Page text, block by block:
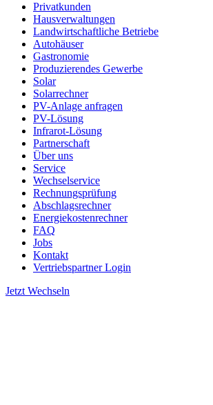
Privatkunden
Hausverwaltungen
Landwirtschaftliche Betriebe
Autohäuser
Gastronomie
Produzierendes Gewerbe
Solar
Solarrechner
PV-Anlage anfragen
PV-Lösung
Infrarot-Lösung
Partnerschaft
Über uns
Service
Wechselservice
Rechnungsprüfung
Abschlagsrechner
Energiekostenrechner
FAQ
Jobs
Kontakt
Vertriebspartner Login
Jetzt Wechseln